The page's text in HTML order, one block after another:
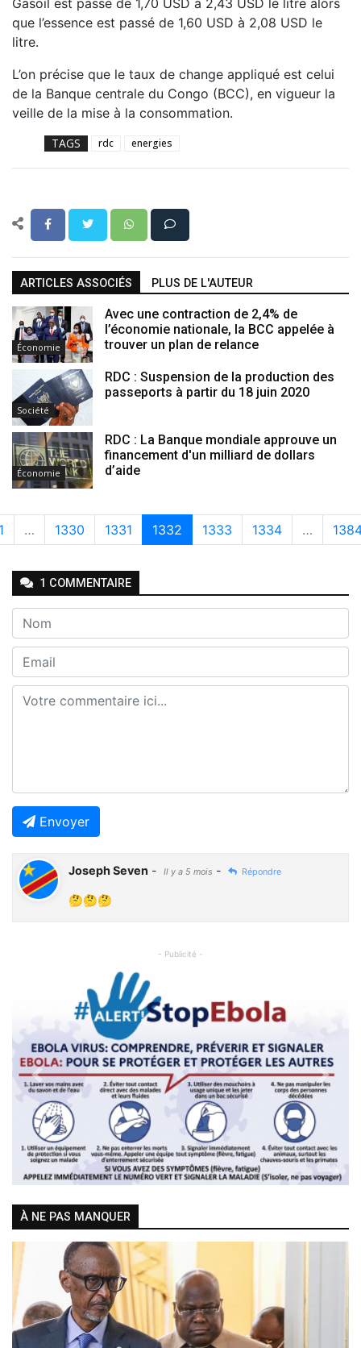
Gasoil est passé de 1,70 USD à 2,43 USD le litre alors
que l’essence est passé de 1,60 USD à 2,08 USD le
litre.
L’on précise que le taux de change appliqué est celui
de la Banque centrale du Congo (BCC), en vigueur la
veille de la mise à la consommation.
TAGS rdc energies
ARTICLES ASSOCIÉS PLUS DE L'AUTEUR
Économie
Avec une contraction de 2,4% de
l’économie nationale, la BCC appelée à
trouver un plan de relance
Société
RDC : Suspension de la production des
passeports à partir du 18 juin 2020
Économie
RDC : La Banque mondiale approuve un
financement d'un milliard de dollars
d’aide
… 1330 1331 1332 1333 1334 …
1 COMMENTAIRE
Envoyer
Joseph Seven - Il y a 5 mois - Répondre
🤔🤔🤔
- Publicité -
Previous Next
À NE PAS MANQUER